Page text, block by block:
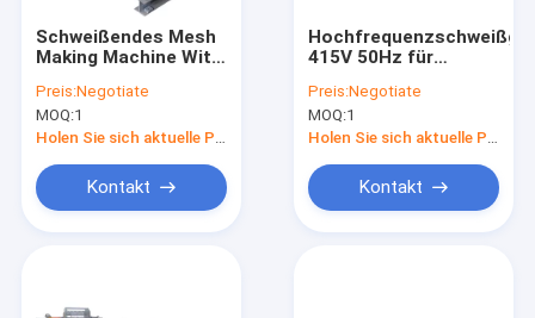
Schweißendes Mesh
Making Machine With
Steppersystem des
Draht-125KVA
Preis:Negotiate
MOQ:1
Holen Sie sich aktuelle Preis
Kontakt
415V 50Hz für
3000mm
Preis:Negotiate
MOQ:1
Holen Sie sich aktuelle Preis
Kontakt